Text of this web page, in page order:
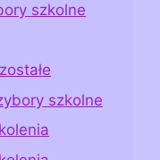
szkolne
szkolne